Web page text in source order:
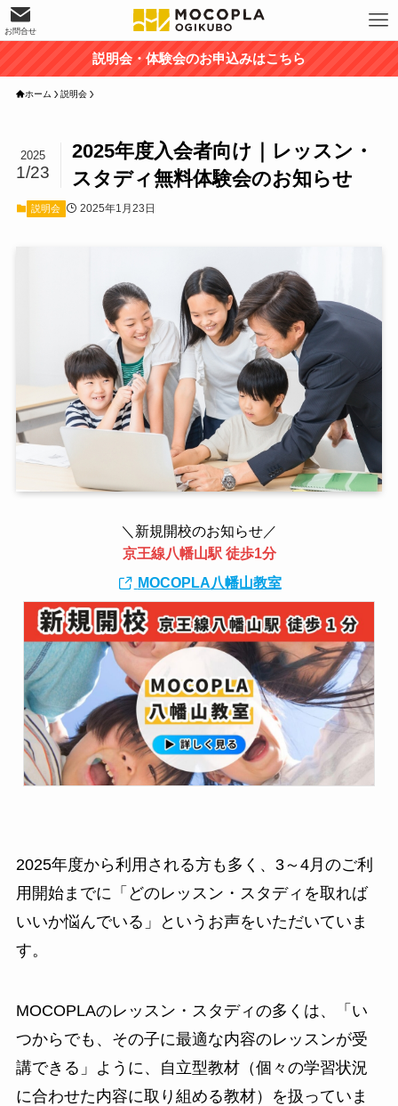
お問合せ
説明会・体験会のお申込みはこちら
ホーム 説明会
2025年度入会者向け｜レッスン・
スタディ無料体験会のお知らせ
2025
1/23
説明会 2025年1月23日
＼新規開校のお知らせ／
京王線八幡山駅 徒歩1分
MOCOPLA八幡山教室
2025年度から利用される方も多く、3～4月のご利
用開始までに「どのレッスン・スタディを取れば
いいか悩んでいる」というお声をいただいていま
す。
MOCOPLAのレッスン・スタディの多くは、「い
つからでも、その子に最適な内容のレッスンが受
講できる」ように、自立型教材（個々の学習状況
に合わせた内容に取り組める教材）を扱っていま